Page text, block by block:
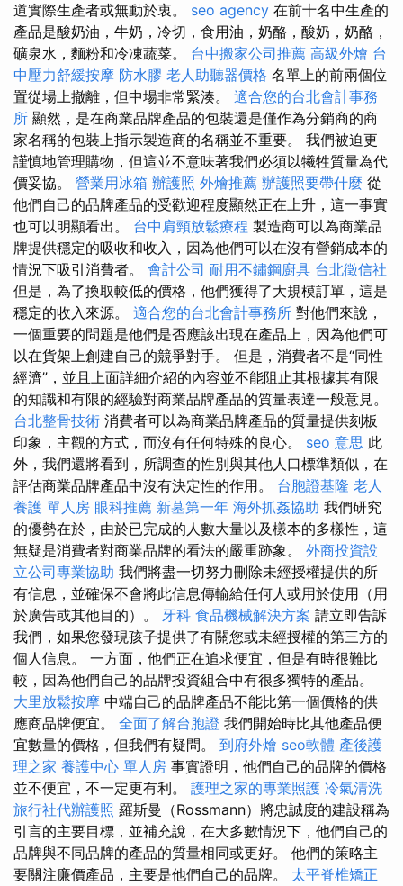
道實際生產者或無動於衷。 seo agency 在前十名中生產的
產品是酸奶油，牛奶，冷切，食用油，奶酪，酸奶，奶酪，
礦泉水，麵粉和冷凍蔬菜。 台中搬家公司推薦 高級外燴 台
中壓力舒緩按摩 防水膠 老人助聽器價格 名單上的前兩個位
置從場上撤離，但中場非常緊湊。 適合您的台北會計事務
所 顯然，是在商業​​品牌產品的包裝還是僅作為分銷商的商
家名稱的包裝上指示製造商的名稱並不重要。 我們被迫更
謹慎地管理購物，但這並不意味著我們必須以犧牲質量為代
價妥協。 營業用冰箱 辦護照 外燴推薦 辦護照要帶什麼 從
他們自己的品牌產品的受歡迎程度顯然正在上升，這一事實
也可以明顯看出。 台中肩頸放鬆療程 製造商可以為商業品
牌提供穩定的吸收和收入，因為他們可以在沒有營銷成本的
情況下吸引消費者。 會計公司 耐用不鏽鋼廚具 台北徵信社
但是，為了換取較低的價格，他們獲得了大規模訂單，這是
穩定的收入來源。 適合您的台北會計事務所 對他們來說，
一個重要的問題是他們是否應該出現在產品上，因為他們可
以在貨架上創建自己的競爭對手。 但是，消費者不是“同性
經濟”，並且上面詳細介紹的內容並不能阻止其根據其有限
的知識和有限的經驗對商業品牌產品的質量表達一般意見。
台北整骨技術 消費者可以為商業品牌產品的質量提供刻板
印象，主觀的方式，而沒有任何特殊的良心。 seo 意思 此
外，我們還將看到，所調查的性別與其他人口標準類似，在
評估商業品牌產品中沒有決定性的作用。 台胞證基隆 老人
養護 單人房 眼科推薦 新墓第一年 海外抓姦協助 我們研究
的優勢在於，由於已完成的人數大量以及樣本的多樣性，這
無疑是消費者對商業品牌的看法的嚴重跡象。 外商投資設
立公司專業協助 我們將盡一切努力刪除未經授權提供的所
有信息，並確保不會將此信息傳輸給任何人或用於使用（用
於廣告或其他目的）。 牙科 食品機械解決方案 請立即告訴
我們，如果您發現孩子提供了有關您或未經授權的第三方的
個人信息。 一方面，他們正在追求便宜，但是有時很難比
較，因為他們自己的品牌投資組合中有很多獨特的產品。
大里放鬆按摩 中端自己的品牌產品不能比第一個價格的供
應商品牌便宜。 全面了解台胞證 我們開始時比其他產品便
宜數量的價格，但我們有疑問。 到府外燴 seo軟體 產後護
理之家 養護中心 單人房 事實證明，他們自己的品牌的價格
並不便宜，不一定更有利。 護理之家的專業照護 冷氣清洗
旅行社代辦護照 羅斯曼（Rossmann）將忠誠度的建設稱為
引言的主要目標，並補充說，在大多數情況下，他們自己的
品牌與不同品牌的產品的質量相同或更好。 他們的策略主
要關注廉價產品，主要是他們自己的品牌。 太平脊椎矯正